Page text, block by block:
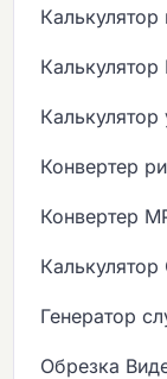
Калькулятор
Калькулятор
Конвертер
Конвертер
Калькулятор
Генератор
Обрезка